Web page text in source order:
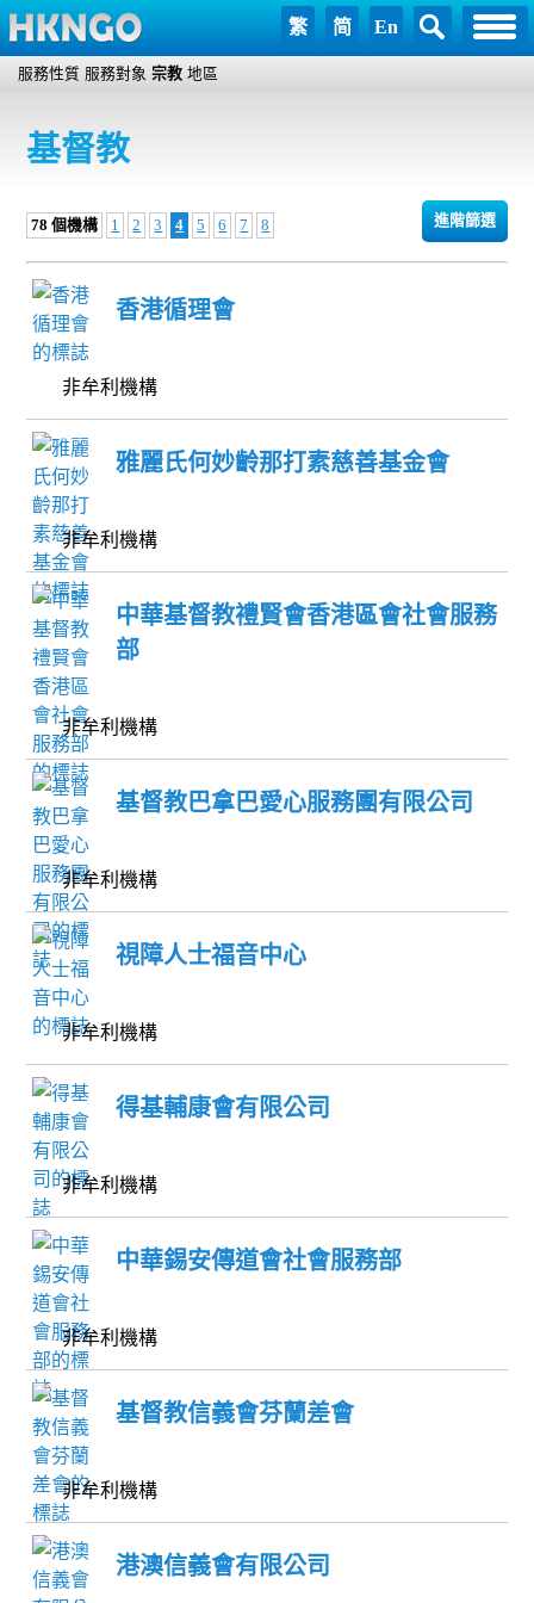
繁 简 En
服務性質 服務對象 宗教 地區
基督教
進階篩選
78 個機構 1 2 3 4 5 6 7 8
香港循理會
非牟利機構
雅麗氏何妙齡那打素慈善基金會
非牟利機構
中華基督教禮賢會香港區會社會服務
部
非牟利機構
基督教巴拿巴愛心服務團有限公司
非牟利機構
視障人士福音中心
非牟利機構
得基輔康會有限公司
非牟利機構
中華錫安傳道會社會服務部
非牟利機構
基督教信義會芬蘭差會
非牟利機構
港澳信義會有限公司